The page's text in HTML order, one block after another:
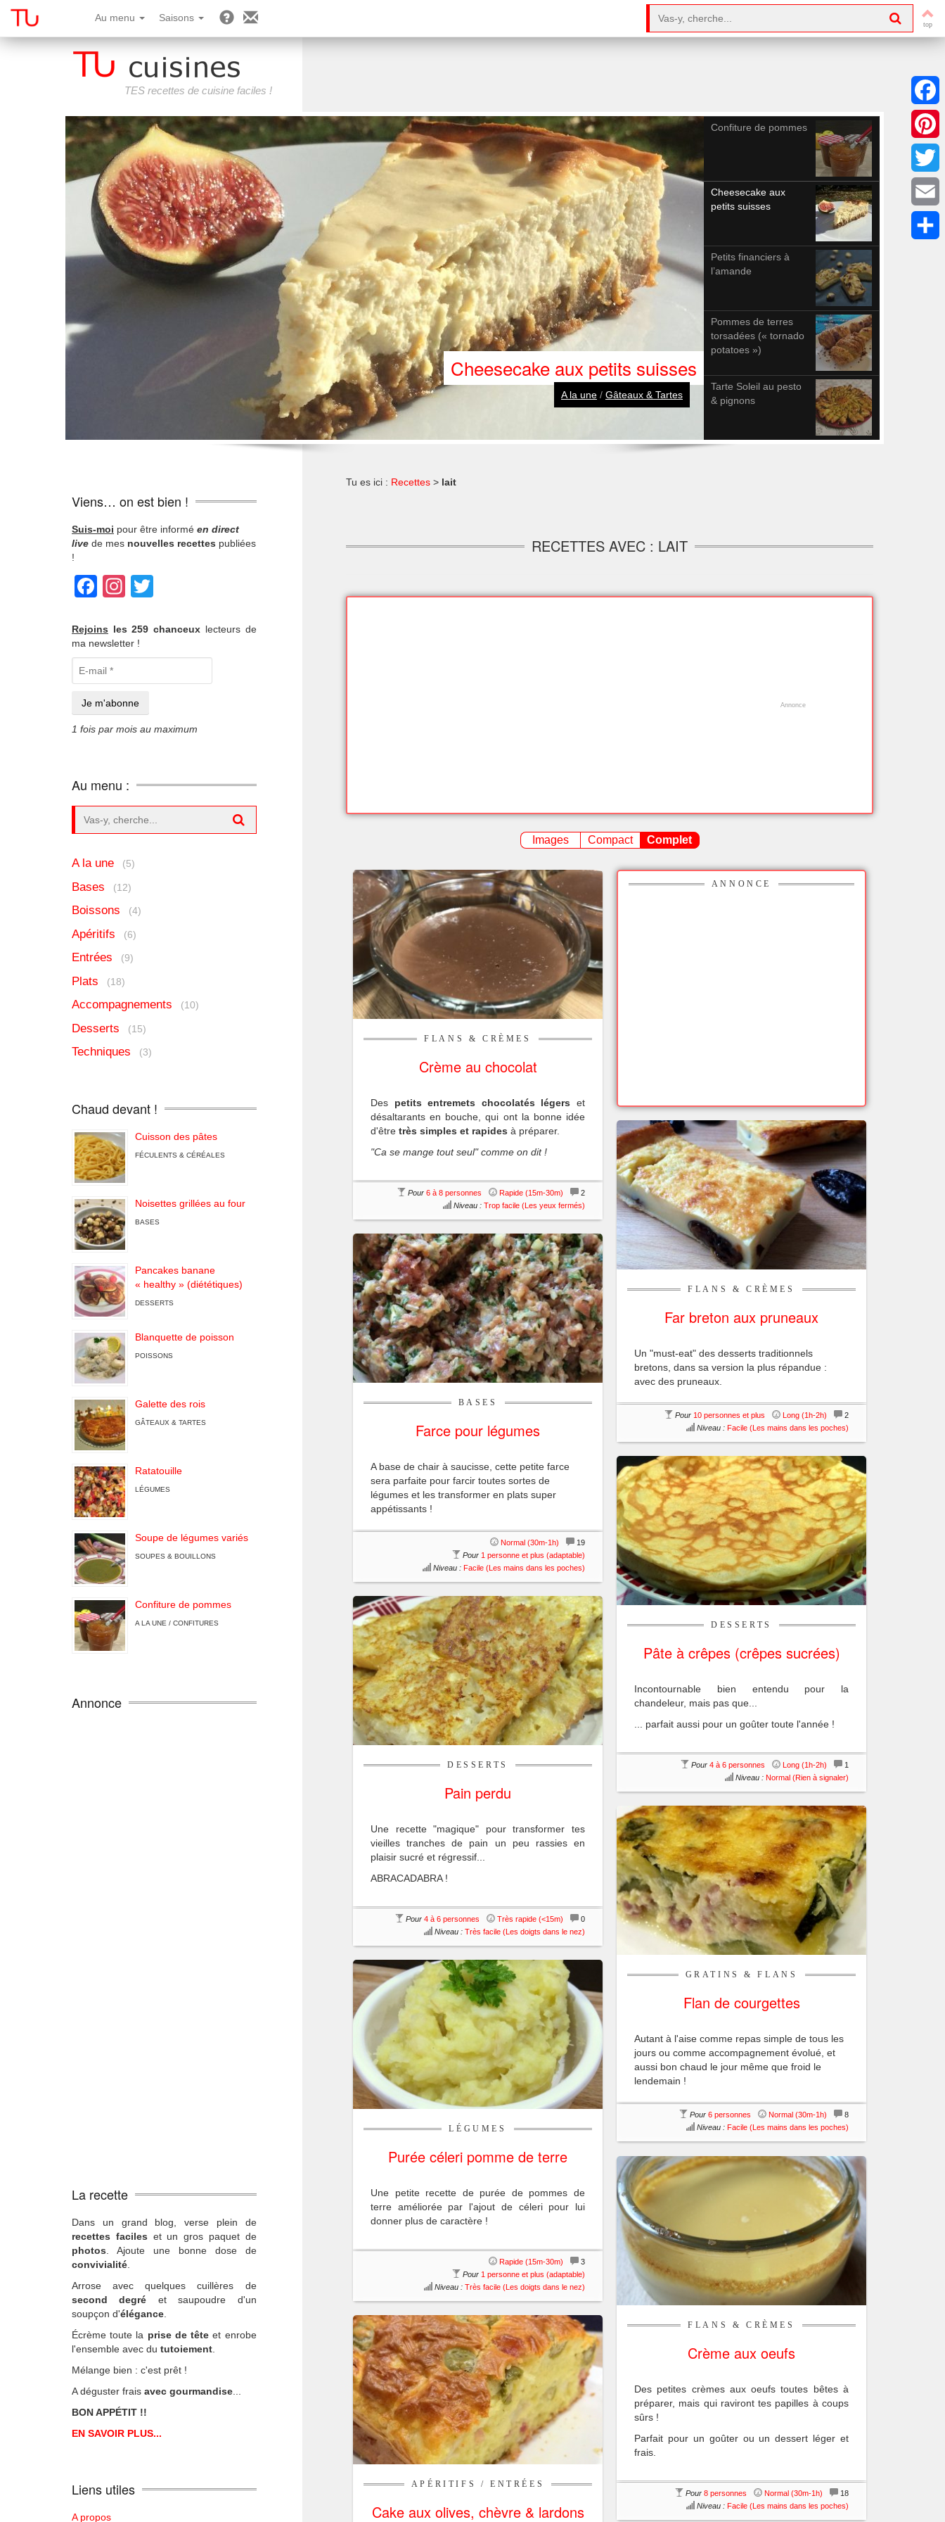
Au menu Saisons
TES recettes de cuisine faciles !
Confiture de pommes
Cheesecake aux
petits suisses
Petits financiers à
l’amande
Pommes de terres
torsadées (« tornado
potatoes »)
Tarte Soleil au pesto
& pignons
Cheesecake aux petits suisses
A la une / Gâteaux & Tartes
Tu es ici : Recettes > lait
RECETTES AVEC : LAIT
Images Compact Complet
FLANS & CRÈMES
Crème au chocolat
Des petits entremets chocolatés légers et
désaltarants en bouche, qui ont la bonne idée
d'être très simples et rapides à préparer.
"Ca se mange tout seul" comme on dit !
2
Rapide (15m-30m)
Pour 6 à 8 personnes
Niveau : Trop facile (Les yeux fermés)
ANNONCE
FLANS & CRÈMES
Far breton aux pruneaux
Un "must-eat" des desserts traditionnels
bretons, dans sa version la plus répandue :
avec des pruneaux.
2
Long (1h-2h)
Pour 10 personnes et plus
Niveau : Facile (Les mains dans les poches)
BASES
Farce pour légumes
A base de chair à saucisse, cette petite farce
sera parfaite pour farcir toutes sortes de
légumes et les transformer en plats super
appétissants !
19
Normal (30m-1h)
Pour 1 personne et plus (adaptable)
Niveau : Facile (Les mains dans les poches)
DESSERTS
Pâte à crêpes (crêpes sucrées)
Incontournable bien entendu pour la
chandeleur, mais pas que...
... parfait aussi pour un goûter toute l'année !
1
Long (1h-2h)
Pour 4 à 6 personnes
Niveau : Normal (Rien à signaler)
DESSERTS
Pain perdu
Une recette "magique" pour transformer tes
vieilles tranches de pain un peu rassies en
plaisir sucré et régressif...
ABRACADABRA !
0
Très rapide (<15m)
Pour 4 à 6 personnes
Niveau : Très facile (Les doigts dans le nez)
GRATINS & FLANS
Flan de courgettes
Autant à l'aise comme repas simple de tous les
jours ou comme accompagnement évolué, et
aussi bon chaud le jour même que froid le
lendemain !
8
Normal (30m-1h)
Pour 6 personnes
Niveau : Facile (Les mains dans les poches)
LÉGUMES
Purée céleri pomme de terre
Une petite recette de purée de pommes de
terre améliorée par l'ajout de céleri pour lui
donner plus de caractère !
3
Rapide (15m-30m)
Pour 1 personne et plus (adaptable)
Niveau : Très facile (Les doigts dans le nez)
FLANS & CRÈMES
Crème aux oeufs
Des petites crèmes aux oeufs toutes bêtes à
préparer, mais qui raviront tes papilles à coups
sûrs !
Parfait pour un goûter ou un dessert léger et
frais.
18
Normal (30m-1h)
Pour 8 personnes
Niveau : Facile (Les mains dans les poches)
APÉRITIFS / ENTRÉES
Cake aux olives, chèvre & lardons
Viens… on est bien !
Suis-moi pour être informé en direct
live de mes nouvelles recettes publiées
!
Facebook
Instagram
Rejoins les 259 chanceux lecteurs de
ma newsletter !
1 fois par mois au maximum
Au menu :
A la une (5)
Bases (12)
Boissons (4)
Apéritifs (6)
Entrées (9)
Plats (18)
Accompagnements (10)
Desserts (15)
Techniques (3)
Chaud devant !
Cuisson des pâtes
FÉCULENTS & CÉRÉALES
Noisettes grillées au four
BASES
Pancakes banane
« healthy » (diététiques)
DESSERTS
Blanquette de poisson
POISSONS
Galette des rois
GÂTEAUX & TARTES
Ratatouille
LÉGUMES
Soupe de légumes variés
SOUPES & BOUILLONS
Confiture de pommes
A LA UNE / CONFITURES
Annonce
La recette
Dans un grand blog, verse plein de
recettes faciles et un gros paquet de
photos . Ajoute une bonne dose de
convivialité
Arrose avec quelques cuillères de
second degré et saupoudre d'un
soupçon d'élégance
Écrème toute la prise de tête et enrobe
l'ensemble avec du tutoiement
Mélange bien : c'est prêt !
A déguster frais avec gourmandise
BON APPÉTIT !!
EN SAVOIR PLUS...
Liens utiles
A propos
Twitter
Email